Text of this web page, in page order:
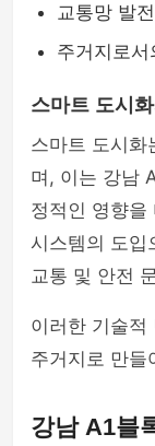
교통망 발
주거지로
스마트 도시
스마트 도시화
며, 이는 강남
정적인 영향을
시스템의 도입
교통 및 안전
이러한 기술적
주거지로 만들
강남 A1블